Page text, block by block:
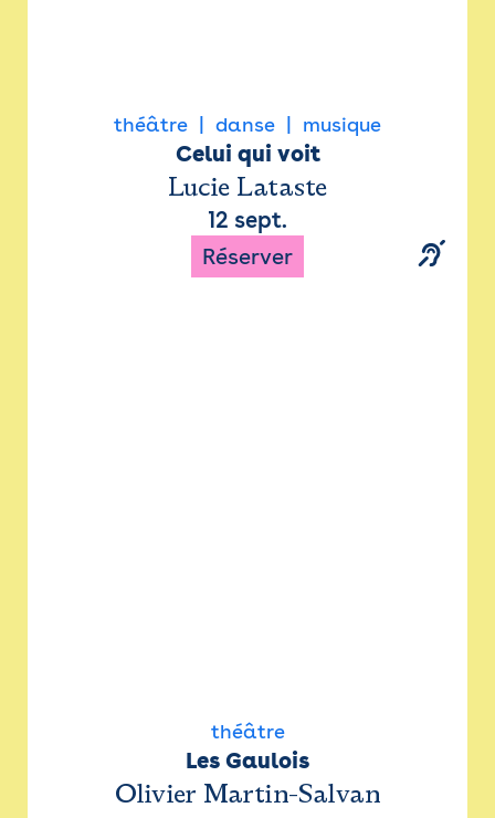
théâtre danse musique
Celui qui voit
Lucie Lataste
12 sept.
Réserver
théâtre
Les Gaulois
Olivier Martin-Salvan